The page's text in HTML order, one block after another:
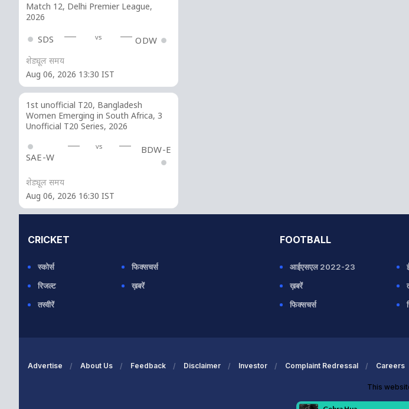
Match 12, Delhi Premier League,
2026
SDS vs ODW
शेड्यूल समय
Aug 06, 2026 13:30 IST
1st unofficial T20, Bangladesh
Women Emerging in South Africa, 3
Unofficial T20 Series, 2026
SAE-W
vs BDW-E
शेड्यूल समय
Aug 06, 2026 16:30 IST
CRICKET
स्कोर्स
फिक्सचर्स
रिजल्ट
ख़बरें
तस्वीरें
FOOTBALL
आईएसएल 2022-23
ख़बरें
फिक्सचर्स
Advertise About Us Feedback Disclaimer Investor Complaint Redressal Careers
This